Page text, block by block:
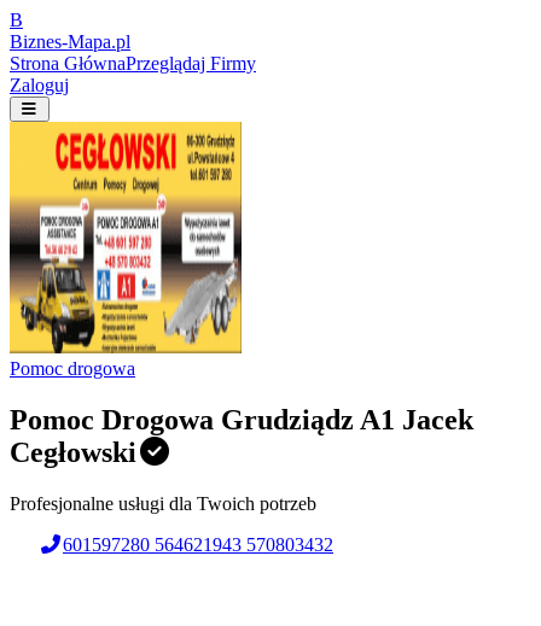
B
Biznes-Mapa.pl
Strona GłównaPrzeglądaj Firmy
Zaloguj
Pomoc drogowa
Pomoc Drogowa Grudziądz A1 Jacek
Cegłowski
Profesjonalne usługi dla Twoich potrzeb
601597280 564621943 570803432